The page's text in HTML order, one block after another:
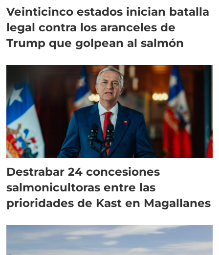
Veinticinco estados inician batalla
legal contra los aranceles de
Trump que golpean al salmón
Destrabar 24 concesiones
salmonicultoras entre las
prioridades de Kast en Magallanes